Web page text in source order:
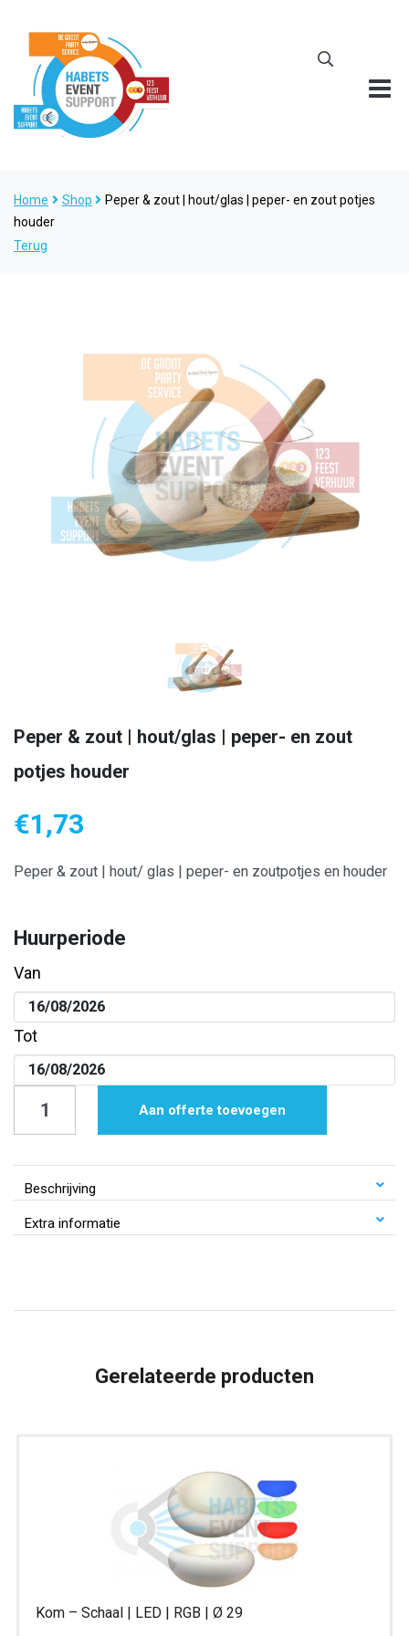
Home Shop
Peper & zout | hout/glas | peper- en zout potjes
houder
Terug
Peper & zout | hout/glas | peper- en zout
potjes houder
€1,73
Peper & zout | hout/ glas | peper- en zoutpotjes en houder
Huurperiode
Van
Tot
hout/glas
|
zout
Aan offerte toevoegen
Beschrijving
Extra informatie
Gerelateerde producten
Kom – Schaal | LED | RGB | Ø 29